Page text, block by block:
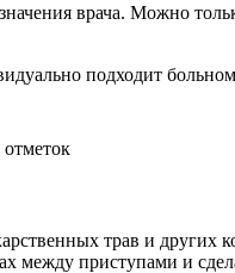
врача. Можно
подходит
трав и
между приступами и